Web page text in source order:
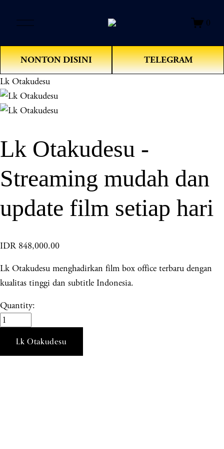
e
n
M
e
u
0
NONTON DISINI TELEGRAM
Lk Otakudesu
Lk Otakudesu -
Streaming mudah dan
update film setiap hari
IDR 848,000.00
Lk Otakudesu menghadirkan film box office terbaru dengan
kualitas tinggi dan subtitle Indonesia.
Quantity:
Lk Otakudesu